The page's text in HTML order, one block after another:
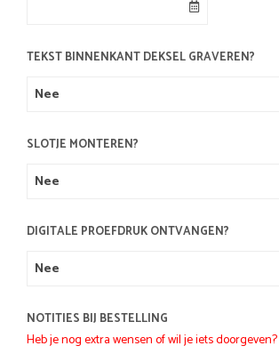
TEKST BINNENKANT DEKSEL GRAVEREN?
SLOTJE MONTEREN?
DIGITALE PROEFDRUK ONTVANGEN?
NOTITIES BIJ BESTELLING
Heb je nog extra wensen of wil je iets